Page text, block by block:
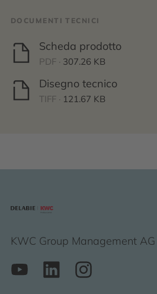
DOCUMENTI TECNICI
Scheda prodotto
PDF · 307.26 KB
Disegno tecnico
TIFF · 121.67 KB
KWC Group Management AG